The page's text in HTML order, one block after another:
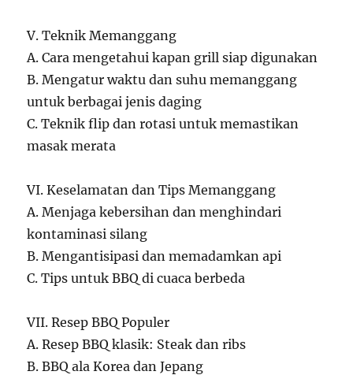
V. Teknik Memanggang
A. Cara mengetahui kapan grill siap digunakan
B. Mengatur waktu dan suhu memanggang
untuk berbagai jenis daging
C. Teknik flip dan rotasi untuk memastikan
masak merata
VI. Keselamatan dan Tips Memanggang
A. Menjaga kebersihan dan menghindari
kontaminasi silang
B. Mengantisipasi dan memadamkan api
C. Tips untuk BBQ di cuaca berbeda
VII. Resep BBQ Populer
A. Resep BBQ klasik: Steak dan ribs
B. BBQ ala Korea dan Jepang